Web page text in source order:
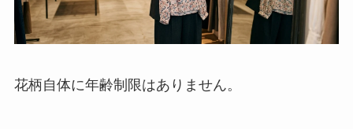
花柄自体に年齢制限はありません。